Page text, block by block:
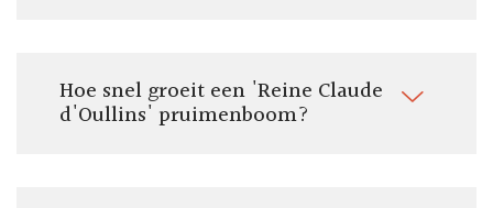
Stamomtrek:
Hoe snel groeit een 'Reine Claude
d'Oullins' pruimenboom?